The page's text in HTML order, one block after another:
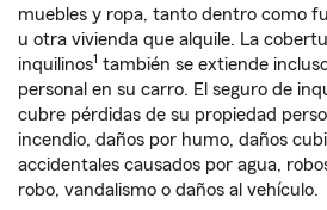
muebles y ropa, tanto dentro como
u otra vivienda que alquile. La
inquilinos1 también se extiende
personal en su carro. El seguro de
cubre pérdidas de su propiedad
incendio, daños por humo, daños
accidentales causados por agua,
robo, vandalismo o daños al vehículo.